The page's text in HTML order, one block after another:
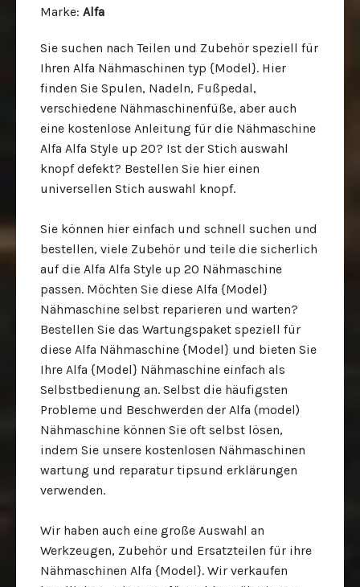
Marke: Alfa
Sie suchen nach Teilen und Zubehör speziell für
Ihren Alfa Nähmaschinen typ {Model}. Hier
finden Sie Spulen, Nadeln, Fußpedal,
verschiedene Nähmaschinenfüße, aber auch
eine kostenlose Anleitung für die Nähmaschine
Alfa Alfa Style up 20? Ist der Stich auswahl
knopf defekt? Bestellen Sie hier einen
universellen Stich auswahl knopf.
Sie können hier einfach und schnell suchen und
bestellen, viele Zubehör und teile die sicherlich
auf die Alfa Alfa Style up 20 Nähmaschine
passen. Möchten Sie diese Alfa {Model}
Nähmaschine selbst reparieren und warten?
Bestellen Sie das Wartungspaket speziell für
diese Alfa Nähmaschine {Model} und bieten Sie
Ihre Alfa {Model} Nähmaschine einfach als
Selbstbedienung an. Selbst die häufigsten
Probleme und Beschwerden der Alfa (model)
Nähmaschine können Sie oft selbst lösen,
indem Sie unsere kostenlosen Nähmaschinen
wartung und reparatur tipsund erklärungen
verwenden.
Wir haben auch eine große Auswahl an
Werkzeugen, Zubehör und Ersatzteilen für ihre
Nähmaschinen Alfa {Model}. Wir verkaufen